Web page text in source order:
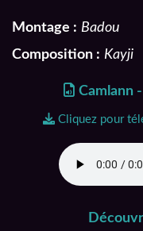
Montage : Badou
Composition : Kayji
Camlann
Cliquez pour